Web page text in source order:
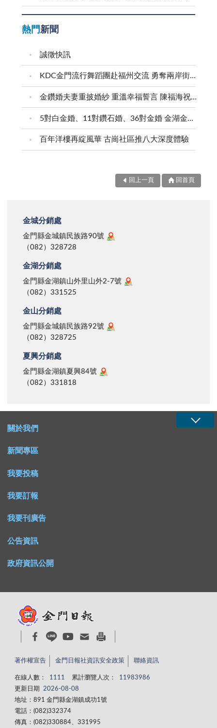
熱門新聞
誠徵快訊
KDC金門流行舞蹈團赴福州交流 勇奪兩岸街舞賽三等獎
金鑽婚夫妻重披婚紗 重溫幸福誓言 陳福海祝福牽手半世紀 情深相守成典範
5對白金婚、11對鑽石婚、36對金婚 金湖金沙夫妻共享榮耀時刻 陳福海表揚金鑽婚夫妻 向半世紀相守家庭典範致敬
百年洋樓再綻風華 古崗社區推八大深度體驗
回上一頁 回首頁
金城分銷處
金門縣金城鎮民族路90號
（082）328728
金湖分銷處
金門縣金湖鎮山外里山外2-7號
（082）331525
金山分銷處
金門縣金城鎮民族路92號
（082）328725
夏興分銷處
金門縣金湖鎮夏興84號
（082）331818
關於我們
新聞專區
我要投稿
我要訂報
我要刊廣告
公告資訊
政府資訊公開
著作權宣告 金門日報社資訊安全政策 聯絡資訊
在線人數： 1111 累計瀏覽人次：
11983986
更新日期
2026-08-08
地址：891 金門縣金湖鎮成功1號
電話：(082)332374
傳真：(082)330884、331995